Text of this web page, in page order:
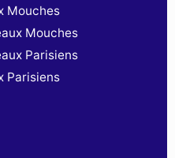
Mouches
Mouches
Parisiens
Parisiens